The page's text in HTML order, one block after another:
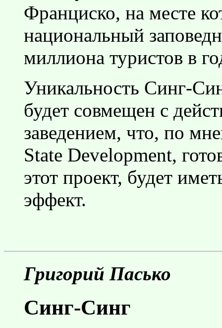
Франциско, на месте
национальный
миллиона туристов в
Уникальность Синг-
будет совмещен с
заведением, что, по
State Development,
этот проект, будет
эффект.
Григорий Пасько
Синг-Синг